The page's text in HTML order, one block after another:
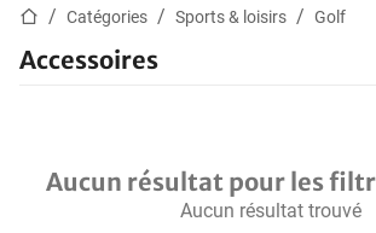
Page d'accueil
Catégories Sports & loisirs Golf
Accessoires
Aucun résultat pour les
Aucun résultat trouvé